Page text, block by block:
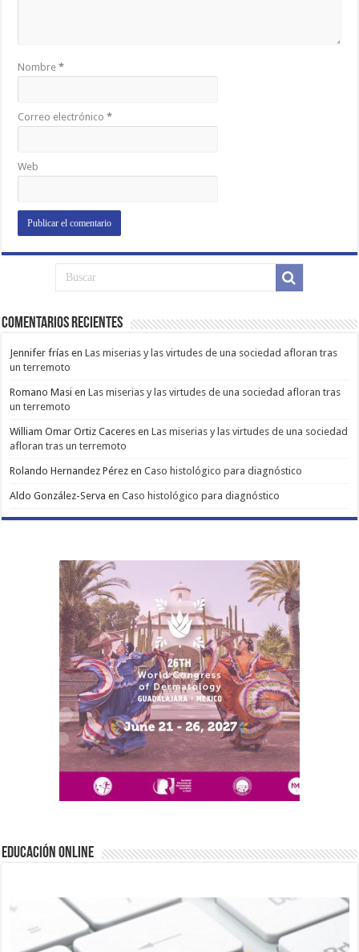
Nombre*
Correo electrónico*
Web
Comentarios Recientes
Jennifer frías enLas miserias y las virtudes de una sociedad afloran tras
un terremoto
Romano Masi enLas miserias y las virtudes de una sociedad afloran tras
un terremoto
William Omar Ortiz Caceres enLas miserias y las virtudes de una sociedad
afloran tras un terremoto
Rolando Hernandez Pérez enCaso histológico para diagnóstico
Aldo González-Serva enCaso histológico para diagnóstico
EDUCACIÓN ONLINE